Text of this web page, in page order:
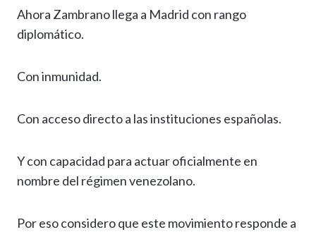
Ahora Zambrano llega a Madrid con rango
diplomático.
Con inmunidad.
Con acceso directo a las instituciones españolas.
Y con capacidad para actuar oficialmente en
nombre del régimen venezolano.
Por eso considero que este movimiento responde a